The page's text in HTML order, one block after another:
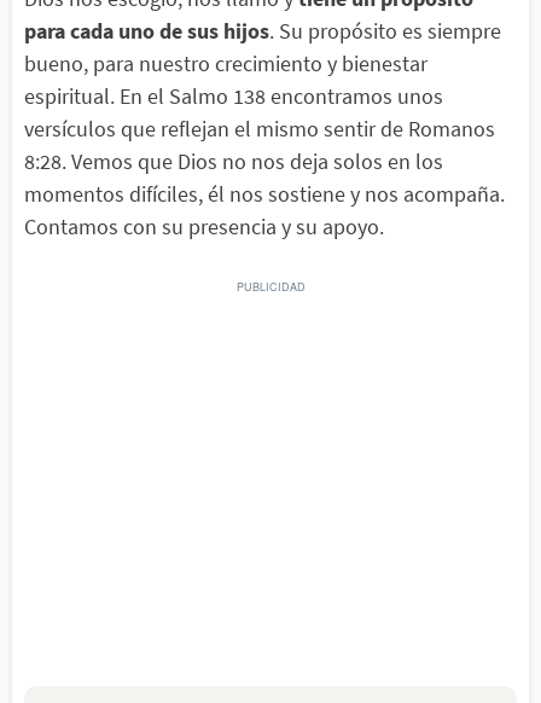
para cada uno de sus hijos. Su propósito es siempre
bueno, para nuestro crecimiento y bienestar
espiritual. En el Salmo 138 encontramos unos
versículos que reflejan el mismo sentir de Romanos
8:28. Vemos que Dios no nos deja solos en los
momentos difíciles, él nos sostiene y nos acompaña.
Contamos con su presencia y su apoyo.